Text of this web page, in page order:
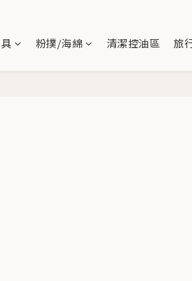
粉撲/海綿 清潔控油區 旅